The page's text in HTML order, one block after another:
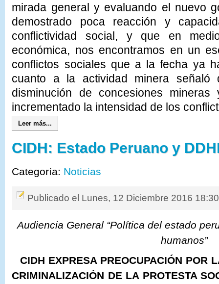
mirada general y evaluando el nuevo
demostrado poca reacción y
conflictividad social, y que en
económica, nos encontramos en un
conflictos sociales que a la fecha ya
cuanto a la actividad minera
disminución de concesiones
incrementado la intensidad de los
Leer más...
CIDH: Estado Peruano y
Categoría: Noticias
Publicado el Lunes, 12 Diciembre 2016 18:30
Audiencia General “Política del estado
humanos”
CIDH EXPRESA PREOCUPACIÓN POR
CRIMINALIZACIÓN DE LA PROTESTA